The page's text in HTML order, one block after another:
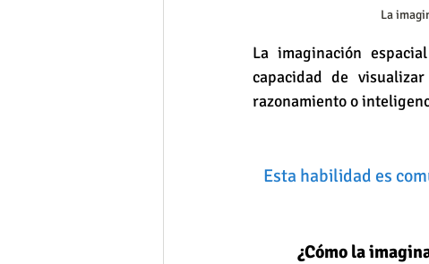
La
La imaginación
capacidad de
razonamiento o
Esta habilidad es
¿Cómo la